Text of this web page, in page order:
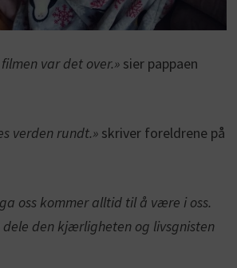
var det over.»sier pappaen
verden rundt.»skriver foreldrene på
oss kommer alltid til å være i oss.
den kjærligheten og livsgnisten